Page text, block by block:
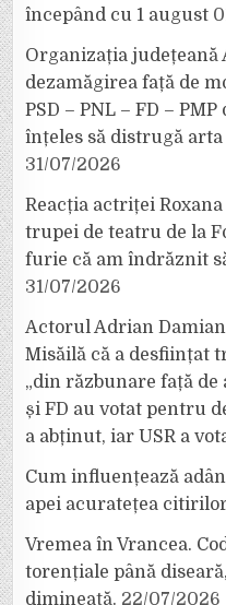
începând cu 1 august
Organizația județeană
dezamăgirea față de
PSD – PNL – FD –
înțeles să distrugă
31/07/2026
Reacția actriței
trupei de teatru de la
furie că am îndrăznit
31/07/2026
Actorul Adrian
Misăilă că a desființat
„din răzbunare față de
și FD au votat pentru
a abținut, iar USR a
Cum influențează
apei acuratețea
Vremea în Vrancea.
torențiale până
dimineață. 22/07/2026